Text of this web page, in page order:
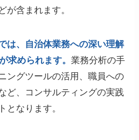
が含まれます。
は、自治体業務への深い理解
求められます。業務分析の手
ングツールの活用、職員への
ど、コンサルティングの実践
となります。